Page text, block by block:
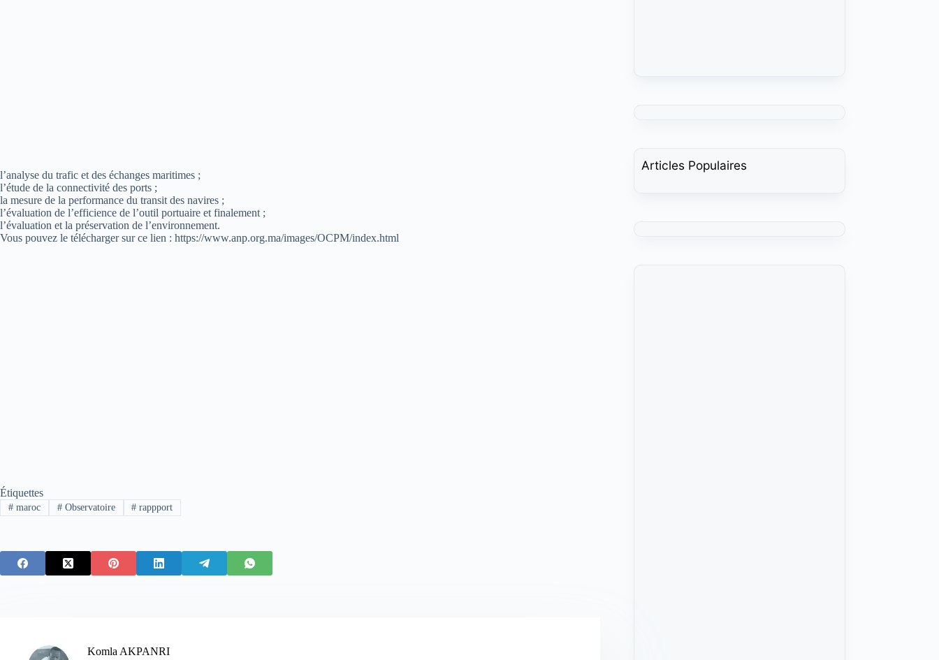
l’analyse du trafic et des échanges maritimes ;
l’étude de la connectivité des ports ;
la mesure de la performance du transit des navires ;
l’évaluation de l’efficience de l’outil portuaire et finalement ;
l’évaluation et la préservation de l’environnement.
Vous pouvez le télécharger sur ce lien : https://www.anp.org.ma/images/OCPM/index.html
Étiquettes
#maroc #Observatoire # rappport
Komla AKPANRI
Articles Populaires